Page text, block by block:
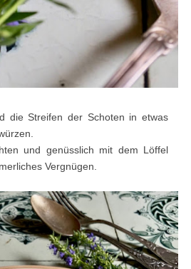
die Streifen der Schoten in etwas
und genüsslich mit dem Löffel
Vergnügen.